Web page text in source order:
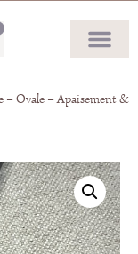
Ovale – Apaisement &